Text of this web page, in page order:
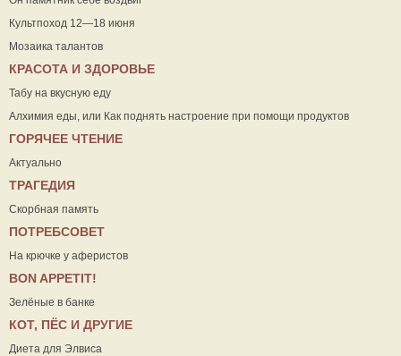
Культпоход 12—18 июня
Мозаика талантов
КРАСОТА И ЗДОРОВЬЕ
Табу на вкусную еду
Алхимия еды, или Как поднять настроение при помощи продуктов
ГОРЯЧЕЕ ЧТЕНИЕ
Актуально
ТРАГЕДИЯ
Скорбная память
ПОТРЕБСОВЕТ
На крючке у аферистов
ВON APPETIT!
Зелёные в банке
КОТ, ПЁС И ДРУГИЕ
Диета для Элвиса